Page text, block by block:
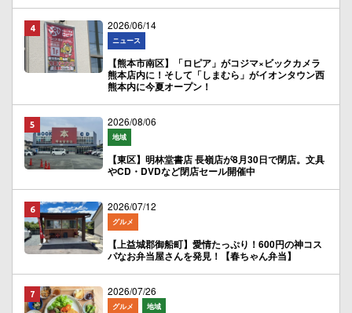
2026/06/14
ニュース
【熊本市南区】「ロピア」がコジマ×ビックカメラ
熊本店内に！そして「しまむら」がイオンタウン西
熊本内に今夏オープン！
2026/08/06
地域
【東区】明林堂書店 長嶺店が8月30日で閉店。文具
やCD・DVDなど閉店セール開催中
2026/07/12
グルメ
【上益城郡御船町】愛情たっぷり！600円の神コス
パなお弁当屋さんを発見！【春ちゃん弁当】
2026/07/26
グルメ 地域